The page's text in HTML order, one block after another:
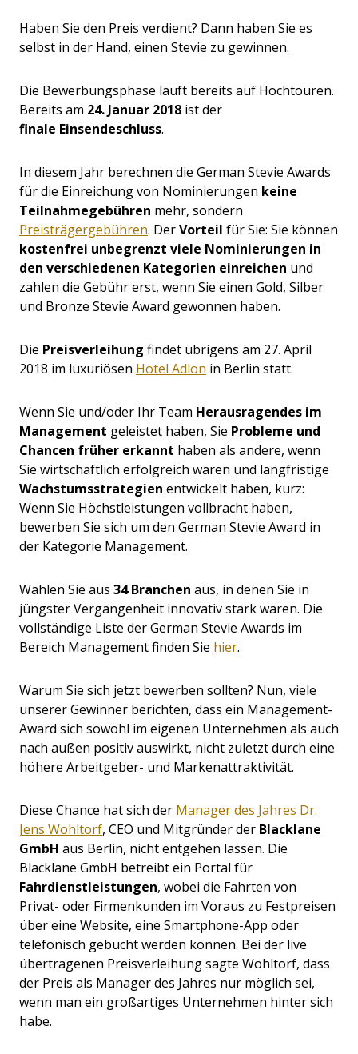
Haben Sie den Preis verdient? Dann haben Sie es
selbst in der Hand, einen Stevie zu gewinnen.
Die Bewerbungsphase läuft bereits auf Hochtouren.
Bereits am 24. Januar 2018 ist der
finale Einsendeschluss.
In diesem Jahr berechnen die German Stevie Awards
für die Einreichung von Nominierungen keine
Teilnahmegebühren mehr, sondern
Preisträgergebühren. DerVorteil für Sie: Sie können
kostenfrei unbegrenzt viele Nominierungen in
den verschiedenen Kategorien einreichen und
zahlen die Gebühr erst, wenn Sie einen Gold, Silber
und Bronze Stevie Award gewonnen haben.
Die Preisverleihung findet übrigens am 27. April
2018 im luxuriösen Hotel Adlon in Berlin statt.
Wenn Sie und/oder Ihr Team Herausragendes im
Management geleistet haben, Sie Probleme und
Chancen früher erkannt haben als andere, wenn
Sie wirtschaftlich erfolgreich waren und langfristige
Wachstumsstrategien entwickelt haben, kurz:
Wenn Sie Höchstleistungen vollbracht haben,
bewerben Sie sich um den German Stevie Award in
der Kategorie Management.
Wählen Sie aus 34 Branchen aus, in denen Sie in
jüngster Vergangenheit innovativ stark waren. Die
vollständige Liste der German Stevie Awards im
Bereich Management finden Sie hier.
Warum Sie sich jetzt bewerben sollten? Nun, viele
unserer Gewinner berichten, dass ein Management-
Award sich sowohl im eigenen Unternehmen als auch
nach außen positiv auswirkt, nicht zuletzt durch eine
höhere Arbeitgeber- und Markenattraktivität.
Diese Chance hat sich der Manager des Jahres Dr.
Jens Wohltorf, CEO und Mitgründer der Blacklane
GmbH aus Berlin, nicht entgehen lassen. Die
Blacklane GmbH betreibt ein Portal für
Fahrdienstleistungen, wobei die Fahrten von
Privat- oder Firmenkunden im Voraus zu Festpreisen
über eine Website, eine Smartphone-App oder
telefonisch gebucht werden können. Bei der live
übertragenen Preisverleihung sagte Wohltorf, dass
der Preis als Manager des Jahres nur möglich sei,
wenn man ein großartiges Unternehmen hinter sich
habe.